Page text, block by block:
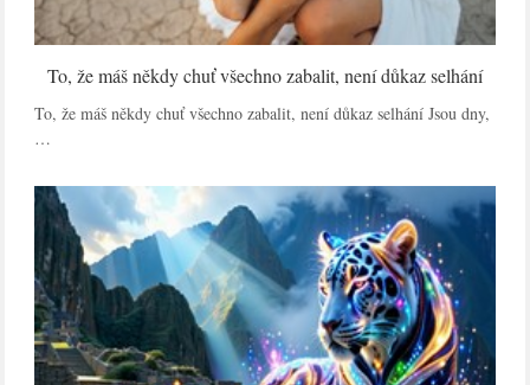
To, že máš někdy chuť všechno zabalit, není důkaz selhání
To, že máš někdy chuť všechno zabalit, není důkaz selhání Jsou dny,
…